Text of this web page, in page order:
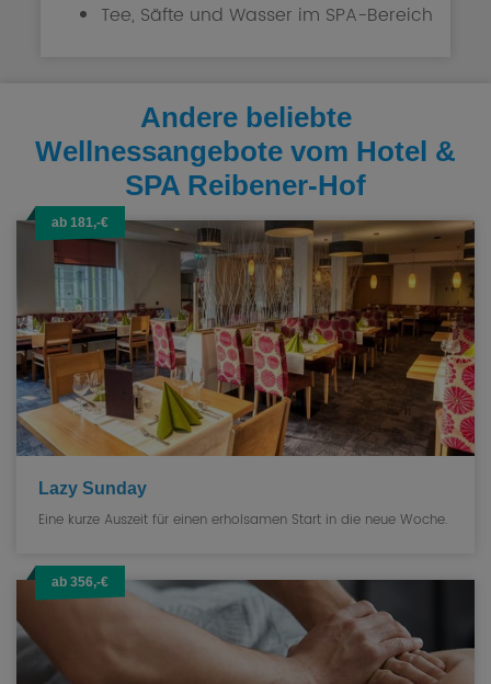
Tee, Säfte und Wasser im SPA-Bereich
Andere beliebte
Wellnessangebote vom Hotel &
SPA Reibener-Hof
ab 181,-€
Lazy Sunday
Eine kurze Auszeit für einen erholsamen Start in die neue Woche.
ab 356,-€